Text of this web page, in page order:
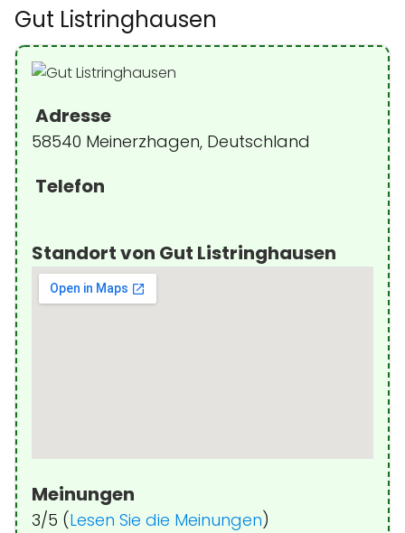
Gut Listringhausen
Adresse
58540 Meinerzhagen, Deutschland
Telefon
Standort von Gut Listringhausen
Meinungen
3/5 (Lesen Sie die Meinungen)